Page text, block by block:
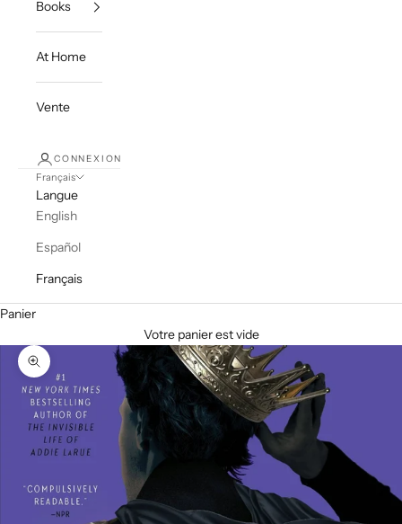
Books
At Home
Vente
CONNEXION
Français
Langue
English
Español
Français
Panier
Votre panier est vide
Zoomer sur l'image